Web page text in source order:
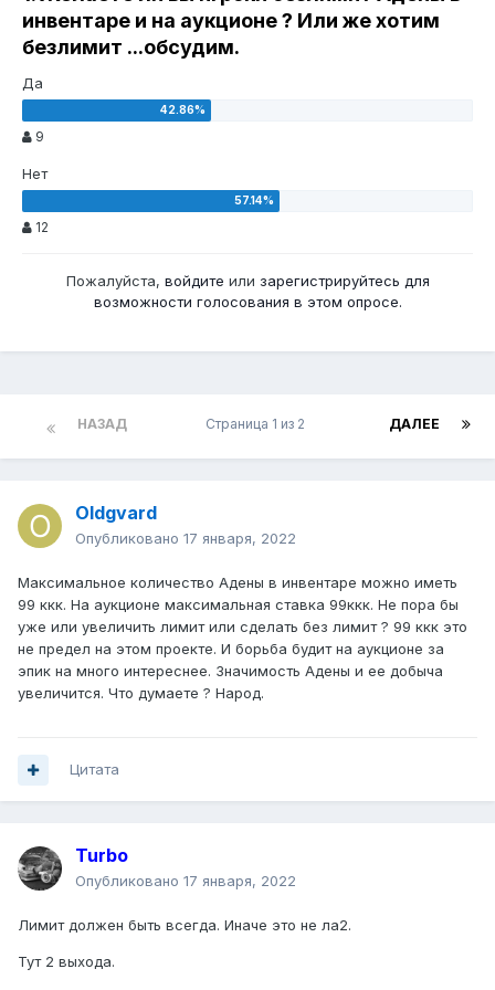
инвентаре и на аукционе ? Или же хотим
безлимит ...обсудим.
Да
9
Нет
12
Пожалуйста, войдите или зарегистрируйтесь для
возможности голосования в этом опросе.
НАЗАД ДАЛЕЕ
Страница 1 из 2
Oldgvard
Опубликовано 17 января, 2022
Максимальное количество Адены в инвентаре можно иметь
99 ккк. На аукционе максимальная ставка 99ккк. Не пора бы
уже или увеличить лимит или сделать без лимит ? 99 ккк это
не предел на этом проекте. И борьба будит на аукционе за
эпик на много интереснее. Значимость Адены и ее добыча
увеличится. Что думаете ? Народ.
Цитата
Turbo
Опубликовано 17 января, 2022
Лимит должен быть всегда. Иначе это не ла2.
Тут 2 выхода.